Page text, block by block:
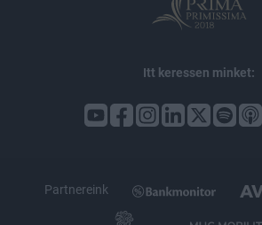
Itt keressen minket:
Partnereink